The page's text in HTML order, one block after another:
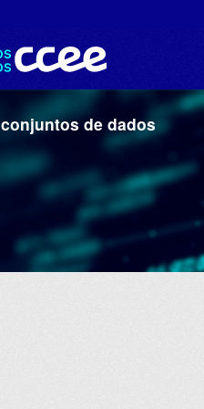
conjuntos de dados